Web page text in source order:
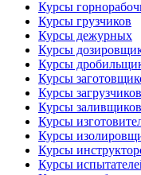
Курсы
Курсы грузчиков
Курсы дежурных
Курсы
Курсы
Курсы
Курсы загрузчиков
Курсы заливщиков
Курсы
Курсы
Курсы
Курсы